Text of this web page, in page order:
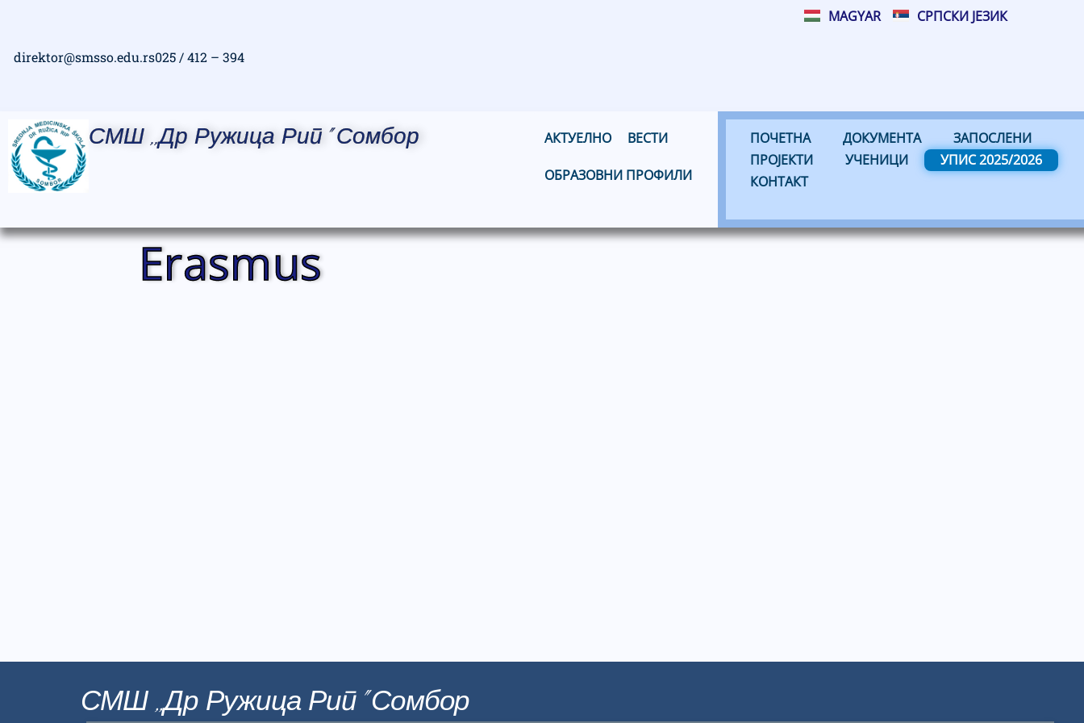
direktor@smsso.edu.rs025 / 412 – 394
MAGYAR СРПСКИ ЈЕЗИК
СМШ ,,Др Ружица Рип" Сомбор АКТУЕЛНО ВЕСТИ
ОБРАЗОВНИ ПРОФИЛИ
ПОЧЕТНА ДОКУМЕНТА
ЗАПОСЛЕНИ
ПРОЈЕКТИ
УЧЕНИЦИ
УПИС 2025/2026
КОНТАКТ
Erasmus
СМШ ,,Др Ружица Рип" Сомбор